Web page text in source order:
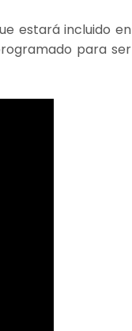
estará incluido en
para ser